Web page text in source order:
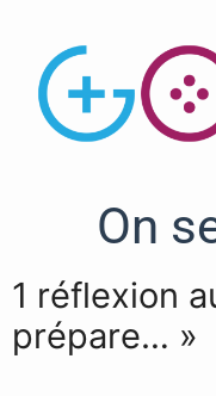
On
1 réflexion
prépare… »